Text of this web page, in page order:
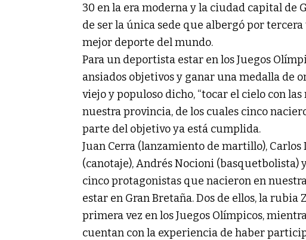
30 en la era moderna y la ciudad capital
de ser la única sede que albergó por tercera
mejor deporte del mundo.
Para un deportista estar en los Juegos
ansiados objetivos y ganar una medalla de
viejo y populoso dicho, “tocar el cielo con
nuestra provincia, de los cuales cinco
parte del objetivo ya está cumplida.
Juan Cerra (lanzamiento de martillo),
(canotaje), Andrés Nocioni (basquetbolista)
cinco protagonistas que nacieron en
estar en Gran Bretaña. Dos de ellos, la rubia
primera vez en los Juegos Olímpicos,
cuentan con la experiencia de haber